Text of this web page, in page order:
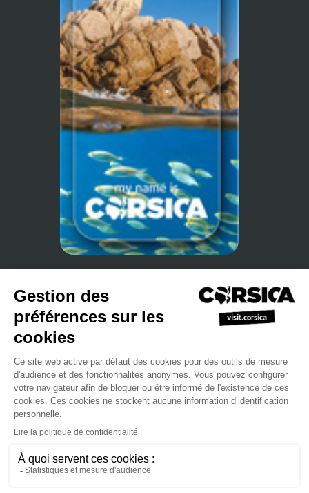
Politique de confidentialité • S'inscrire à notre newsletter